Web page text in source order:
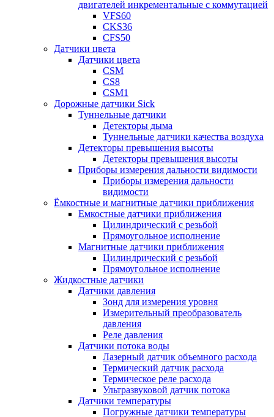
двигателей инкрементальные с коммутацией
VFS60
CKS36
CFS50
Датчики цвета
Датчики цвета
CSM
CS8
CSM1
Дорожные датчики Sick
Туннельные датчики
Детекторы дыма
Туннельные датчики качества воздуха
Детекторы превышения высоты
Детекторы превышения высоты
Приборы измерения дальности видимости
Приборы измерения дальности
видимости
Ёмкостные и магнитные датчики приближения
Емкостные датчики приближения
Цилиндрический с резьбой
Прямоугольное исполнение
Магнитные датчики приближения
Цилиндрический с резьбой
Прямоугольное исполнение
Жидкостные датчики
Датчики давления
Зонд для измерения уровня
Измерительный преобразователь
давления
Реле давления
Датчики потока воды
Лазерный датчик объемного расхода
Термический датчик расхода
Термическое реле расхода
Ультразвуковой датчик потока
Датчики температуры
Погружные датчики температуры